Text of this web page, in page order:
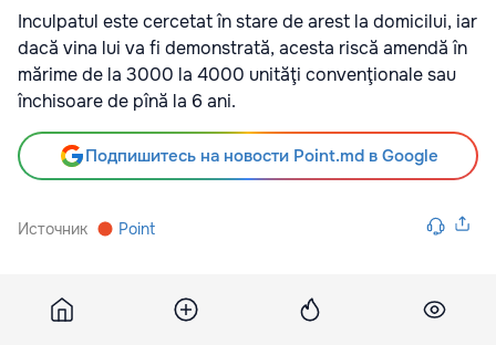
Inculpatul este cercetat în stare de arest la domicilui, iar
dacă vina lui va fi demonstrată, acesta riscă amendă în
mărime de la 3000 la 4000 unităţi convenţionale sau
închisoare de pînă la 6 ani.
Подпишитесь на новости Point.md в Google
Источник Point